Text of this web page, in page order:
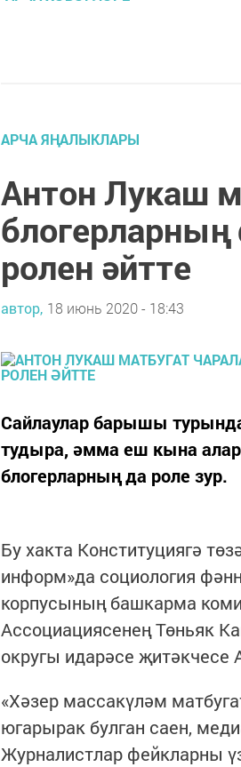
АРЧА ЯҢАЛЫКЛАРЫ
Антон Лукаш
блогерларның
ролен әйтте
автор, 18 июнь 2020 - 18:43
Сайлаулар барышы
тудыра, әмма еш кына алар
блогерларның да роле зур.
Бу хакта Конституциягә
информ»да социология
корпусының башкарма
Ассоциациясенең Төньяк
округы идарәсе җитәкчесе
«Хәзер массакүләм
югарырак булган саен,
Журналистлар фейкларны